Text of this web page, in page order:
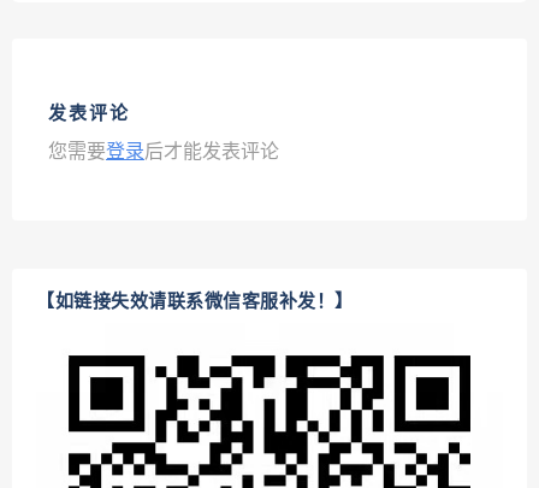
发表评论
您需要登录后才能发表评论
【如链接失效请联系微信客服补发！】